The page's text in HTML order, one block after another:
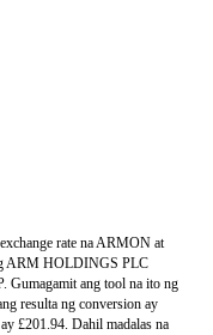
rate na ARMON at
ARM HOLDINGS PLC
ang tool na ito ng
resulta ng conversion ay
£201.94. Dahil madalas na